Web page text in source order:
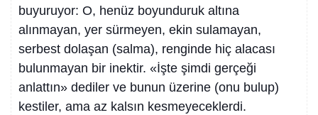
buyuruyor: O, henüz boyunduruk altına
alınmayan, yer sürmeyen, ekin sulamayan,
serbest dolaşan (salma), renginde hiç alacası
bulunmayan bir inektir. «İşte şimdi gerçeği
anlattın» dediler ve bunun üzerine (onu bulup)
kestiler, ama az kalsın kesmeyeceklerdi.